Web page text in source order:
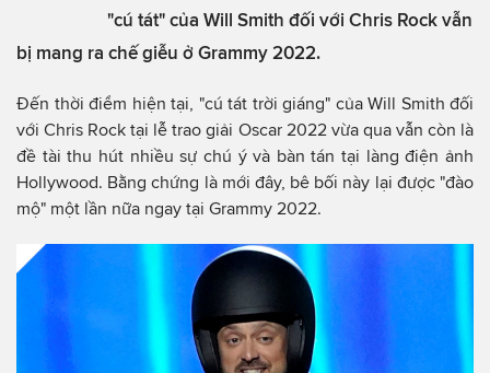
"cú tát" của Will Smith đối với Chris Rock vẫn
bị mang ra chế giễu ở Grammy 2022.
Đến thời điểm hiện tại, "cú tát trời giáng" của Will Smith đối
với Chris Rock tại lễ trao giải Oscar 2022 vừa qua vẫn còn là
đề tài thu hút nhiều sự chú ý và bàn tán tại làng điện ảnh
Hollywood. Bằng chứng là mới đây, bê bối này lại được "đào
mộ" một lần nữa ngay tại Grammy 2022.